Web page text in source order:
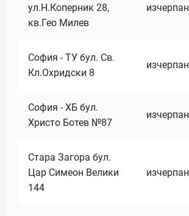
ул.Н.Коперник 28,
кв.Гео Милев
изчерпан
София - ТУ бул. Св.
Кл.Охридски 8
изчерпан
София - ХБ бул.
Христо Ботев №87
изчерпан
Стара Загора бул.
Цар Симеон Велики
144
изчерпан